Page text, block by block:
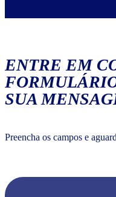
ENTRE EM
SUA
Preencha os campos e